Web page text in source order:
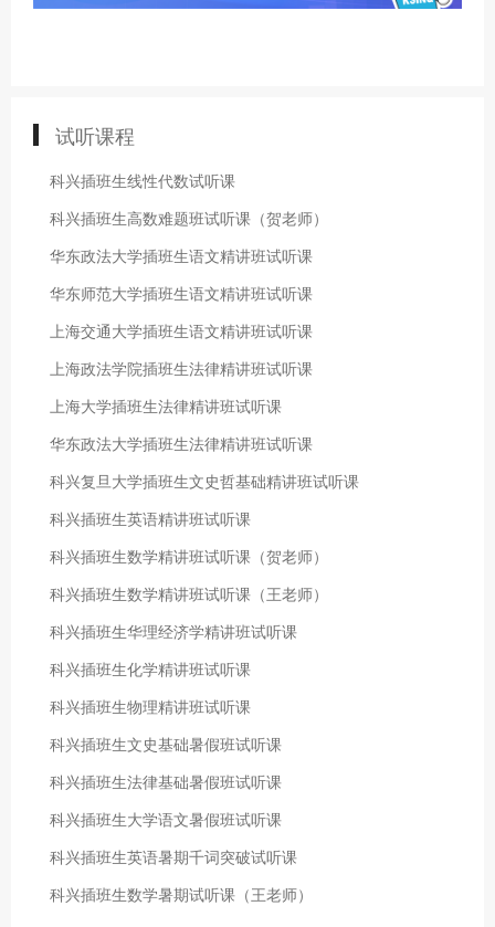
试听课程
科兴插班生线性代数试听课
科兴插班生高数难题班试听课（贺老师）
华东政法大学插班生语文精讲班试听课
华东师范大学插班生语文精讲班试听课
上海交通大学插班生语文精讲班试听课
上海政法学院插班生法律精讲班试听课
上海大学插班生法律精讲班试听课
华东政法大学插班生法律精讲班试听课
科兴复旦大学插班生文史哲基础精讲班试听课
科兴插班生英语精讲班试听课
科兴插班生数学精讲班试听课（贺老师）
科兴插班生数学精讲班试听课（王老师）
科兴插班生华理经济学精讲班试听课
科兴插班生化学精讲班试听课
科兴插班生物理精讲班试听课
科兴插班生文史基础暑假班试听课
科兴插班生法律基础暑假班试听课
科兴插班生大学语文暑假班试听课
科兴插班生英语暑期千词突破试听课
科兴插班生数学暑期试听课（王老师）